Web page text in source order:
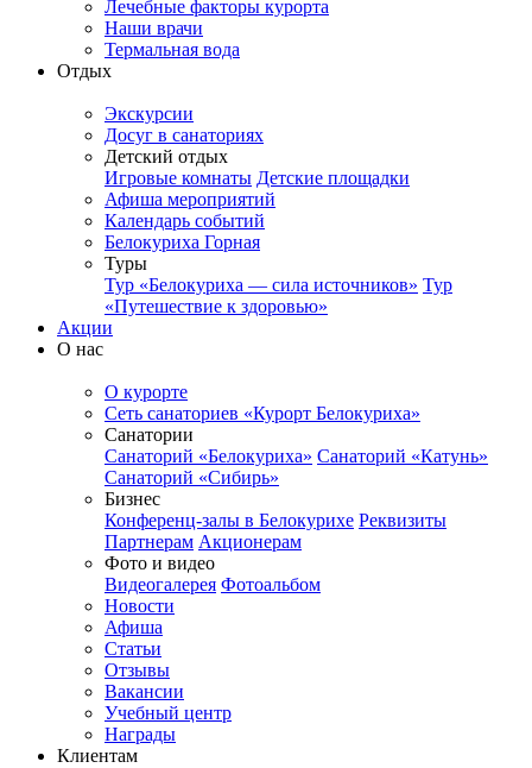
Лечебные факторы курорта
Наши врачи
Термальная вода
Отдых
Экскурсии
Досуг в санаториях
Детский отдых
Игровые комнаты Детские площадки
Афиша мероприятий
Календарь событий
Белокуриха Горная
Туры
Тур «Белокуриха — сила источников» Тур
«Путешествие к здоровью»
Акции
О нас
О курорте
Сеть санаториев «Курорт Белокуриха»
Санатории
Санаторий «Белокуриха» Санаторий «Катунь»
Санаторий «Сибирь»
Бизнес
Конференц-залы в Белокурихе Реквизиты
Партнерам Акционерам
Фото и видео
Видеогалерея Фотоальбом
Новости
Афиша
Статьи
Отзывы
Вакансии
Учебный центр
Награды
Клиентам